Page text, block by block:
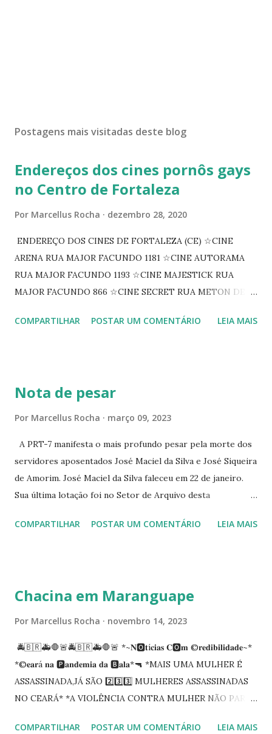
Postagens mais visitadas deste blog
Endereços dos cines pornôs gays
no Centro de Fortaleza
Por Marcellus Rocha dezembro 28, 2020
ENDEREÇO DOS CINES DE FORTALEZA (CE) ☆CINE
ARENA RUA MAJOR FACUNDO 1181 ☆CINE AUTORAMA
RUA MAJOR FACUNDO 1193 ☆CINE MAJESTICK RUA
MAJOR FACUNDO 866 ☆CINE SECRET RUA METON DE
PEIXOTO 1307 ☆CINE IRIS RUA FLORIANO PEIXOTO 1206
☆CINE VIP CLUBE RUA 24 DE MAIO 825 ☆CINE ECLIPSE
COMPARTILHAR POSTAR UM COMENTÁRIO LEIA MAIS
Nota de pesar
Por Marcellus Rocha março 09, 2023
A PRT-7 manifesta o mais profundo pesar pela morte dos
servidores aposentados José Maciel da Silva e José Siqueira
de Amorim. José Maciel da Silva faleceu em 22 de janeiro.
Sua última lotação foi no Setor de Arquivo desta
Siqueira Amorim faleceu em 28 de fevereiro e encerrou a
enquanto atuaram nesta instituição.
COMPARTILHAR POSTAR UM COMENTÁRIO LEIA MAIS
Chacina em Maranguape
Por Marcellus Rocha novembro 14, 2023
🚔🇧🇷🚑🛑🚨🚔🇧🇷🚑🛑🚨 *~𝐍🅾️𝐭í𝐜𝐢𝐚𝐬 𝐂🅾️𝐦 ©️𝐫𝐞𝐝𝐢𝐛𝐢𝐥𝐢𝐝𝐚𝐝𝐞~*
*©️𝐞𝐚𝐫á 𝐧𝐚 🅿️𝐚𝐧𝐝𝐞𝐦𝐢𝐚 𝐝𝐚 🅱️𝐚𝐥𝐚*🔫 *MAIS UMA MULHER É
ASSASSINADA,JÁ SÃO 2️⃣3️⃣3️⃣ MULHERES ASSASSINADAS
NO CEARÁ* *A VIOLÊNCIA CONTRA MULHER NÃO PARA
COMPARTILHAR POSTAR UM COMENTÁRIO LEIA MAIS